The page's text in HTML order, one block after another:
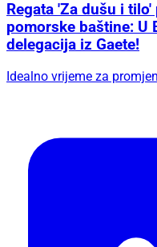
Regata 'Za dušu i
pomorske baštine: U
delegacija iz Gaete!
Idealno vrijeme za